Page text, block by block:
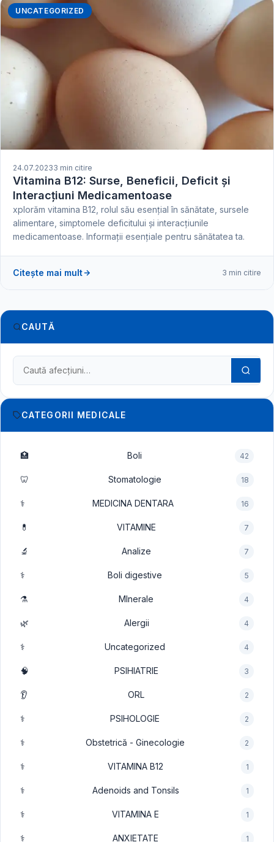
UNCATEGORIZED
24.07.20233 min citire
Vitamina B12: Surse, Beneficii, Deficit și
Interacțiuni Medicamentoase
xplorăm vitamina B12, rolul său esențial în sănătate, sursele
alimentare, simptomele deficitului și interacțiunile
medicamentoase. Informații esențiale pentru sănătatea ta.
Citește mai mult 3 min citire
CAUTĂ
Caută în dicționarul medical
CATEGORII MEDICALE
🏥 Boli 42
🦷 Stomatologie 18
⚕️ MEDICINA DENTARA 16
💊 VITAMINE 7
🔬 Analize 7
⚕️ Boli digestive 5
⚗️ MInerale 4
🌿 Alergii 4
⚕️ Uncategorized 4
🧠 PSIHIATRIE 3
👂 ORL 2
⚕️ PSIHOLOGIE 2
⚕️ Obstetrică - Ginecologie 2
⚕️ VITAMINA B12 1
⚕️ Adenoids and Tonsils 1
⚕️ VITAMINA E 1
⚕️ ANXIETATE 1